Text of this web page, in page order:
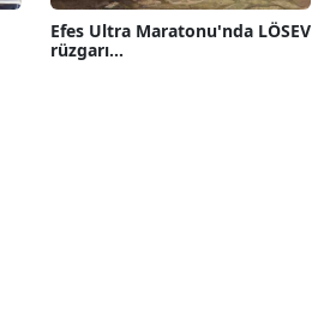
Efes Ultra Maratonu'nda LÖSEV
rüzgarı...